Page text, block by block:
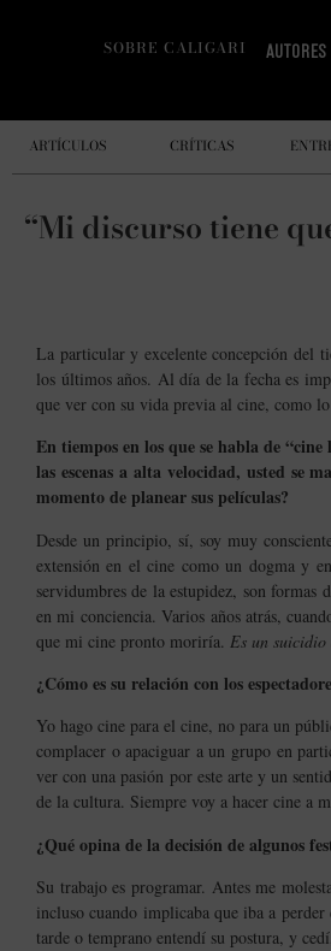
AUTORES
SOBRE CALIGARI
ARTÍCULOS CRÍTICAS
“Mi discurso tiene
La particular y excelente concepción del
los últimos años. Al día de la fecha es
que ver con su vida previa al cine, como
En tiempos en los que se habla de
las escenas a alta velocidad, usted se
momento de planear sus películas?
Desde un principio, sí, soy muy
extensión en el cine como un dogma y
servidumbres de la estupidez, son
en mi conciencia. Varios años atrás,
que mi cine pronto moriría. Es un
¿Cómo es su relación con los
Yo hago cine para el cine, no para un
complacer o apaciguar a un grupo en
ver con una pasión por este arte y un
de la cultura. Siempre voy a hacer cine a
¿Qué opina de la decisión de algunos
Su trabajo es programar. Antes me
incluso cuando implicaba que iba a
tarde o temprano entendí su postura, y